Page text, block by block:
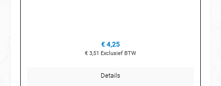
€ 4,25
€ 3,51 Exclusief BTW
Details